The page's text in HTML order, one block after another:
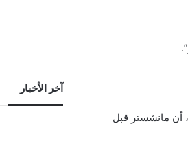
أن مانشستر قبل
آخر الأخبار